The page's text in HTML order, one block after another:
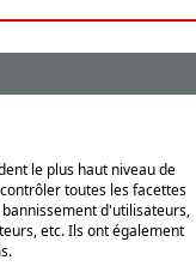
le plus haut niveau de
toutes les facettes
d'utilisateurs,
etc. Ils ont également